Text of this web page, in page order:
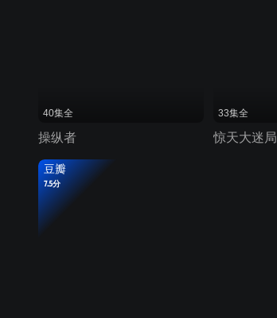
40集全
操纵者
33集全
惊天大迷局
豆瓣
7.5分